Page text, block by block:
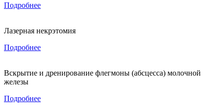
Подробнее
Лазерная некрэтомия
Подробнее
Вскрытие и дренирование флегмоны (абсцесса) молочной
железы
Подробнее